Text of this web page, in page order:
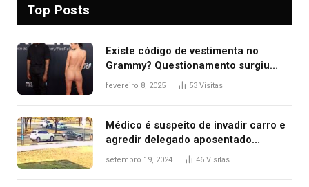
Top Posts
Existe código de vestimenta no
Grammy? Questionamento surgiu
após Bianca Censori, mulher de
fevereiro 8, 2025 53 Visitas
Médico é suspeito de invadir carro e
agredir delegado aposentado
durante confusão no trânsito
setembro 19, 2024 46 Visitas